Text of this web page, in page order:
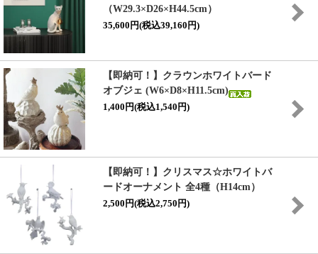
（W29.3×D26×H44.5cm）
35,600円(税込39,160円)
【即納可！】クラウンホワイトバード
オブジェ (W6×D8×H11.5cm)
1,400円(税込1,540円)
【即納可！】クリスマス☆ホワイトバ
ードオーナメント 全4種（H14cm）
2,500円(税込2,750円)